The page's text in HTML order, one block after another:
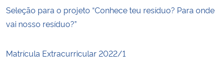
Advocacia-Geral da União
Seleção para o projeto “Conhece teu resíduo? Para onde
vai nosso resíduo?”
Matrícula Extracurricular 2022/1